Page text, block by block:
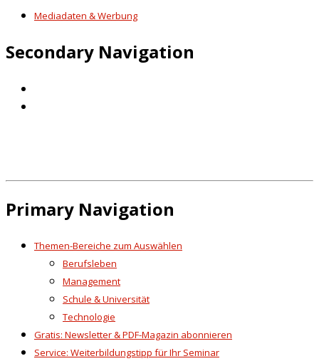
Mediadaten & Werbung
Secondary Navigation
Primary Navigation
Themen-Bereiche zum Auswählen
Berufsleben
Management
Schule & Universität
Technologie
Gratis: Newsletter & PDF-Magazin abonnieren
Service: Weiterbildungstipp für Ihr Seminar